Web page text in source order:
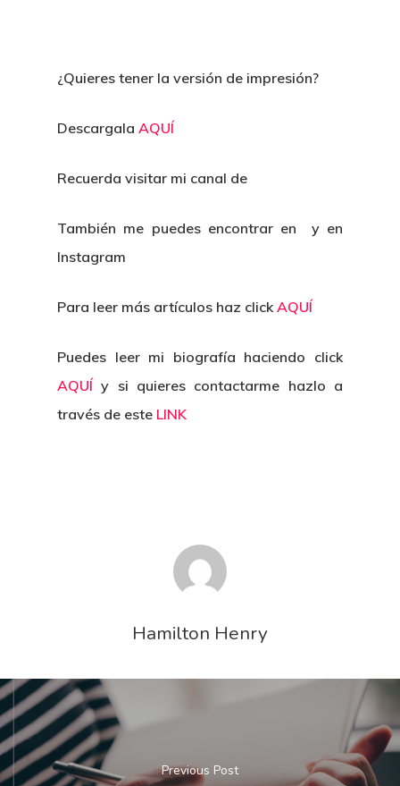
¿Quieres tener la versión de impresión?
Descargala AQUÍ
Recuerda visitar mi canal de
También me puedes encontrar en y en
Instagram
Para leer más artículos haz clickAQUÍ
Puedes leer mi biografía haciendo click
AQUÍ y si quieres contactarme hazlo a
través de este LINK
Hamilton Henry
Previous Post